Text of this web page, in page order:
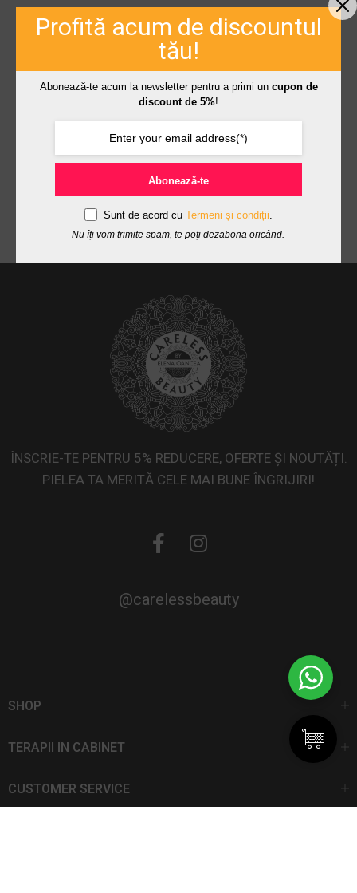
ÎNSCRIE-TE PENTRU 5% REDUCERE, OFERTE ȘI NOUTĂȚI.
PIELEA TA MERITĂ CELE MAI BUNE ÎNGRIJIRI!
@carelessbeauty
SHOP
TERAPII IN CABINET
CUSTOMER SERVICE
Profită acum de discountul
tău!
Abonează-te acum la newsletter pentru a primi un cupon de
discount de 5%!
Abonează-te
Sunt de acord cu Termeni și condiții.
Nu îți vom trimite spam, te poți dezabona oricând.